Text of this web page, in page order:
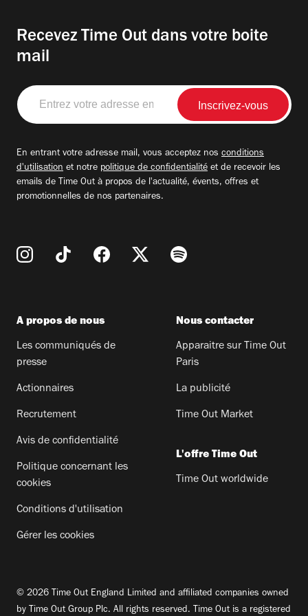
Recevez Time Out dans votre boite
mail
Entrez
votre
adresse
En entrant votre adresse mail, vous acceptez nos conditions
d'utilisation et notre politique de confidentialité et de recevoir les
emails de Time Out à propos de l'actualité, évents, offres et
promotionnelles de nos partenaires.
A propos de nous
Les communiqués de
presse
Actionnaires
Recrutement
Avis de confidentialité
Politique concernant les
cookies
Conditions d'utilisation
Gérer les cookies
Nous contacter
Apparaitre sur Time Out
Paris
La publicité
Time Out Market
L'offre Time Out
Time Out worldwide
© 2026 Time Out England Limited and affiliated companies owned
by Time Out Group Plc. All rights reserved. Time Out is a registered